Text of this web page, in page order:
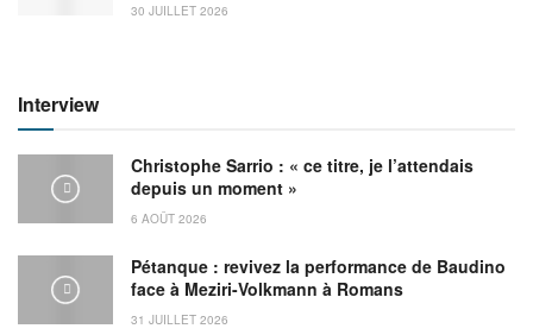
30 JUILLET 2026
Interview
Christophe Sarrio : « ce titre, je l’attendais
depuis un moment »
6 AOÛT 2026
Pétanque : revivez la performance de Baudino
face à Meziri-Volkmann à Romans
31 JUILLET 2026